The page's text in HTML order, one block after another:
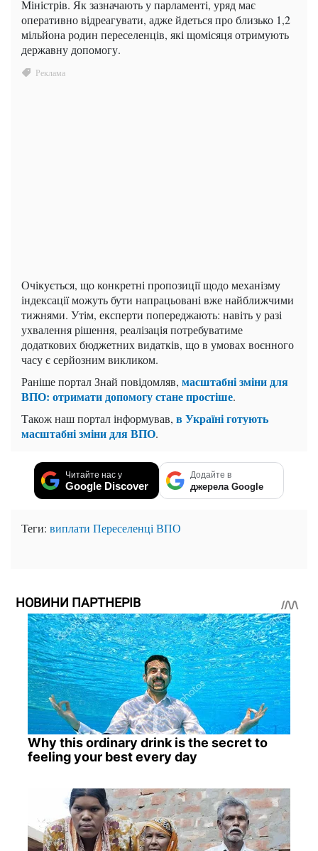
Міністрів. Як зазначають у парламенті, уряд має
оперативно відреагувати, адже йдеться про близько 1,2
мільйона родин переселенців, які щомісяця отримують
державну допомогу.
Очікується, що конкретні пропозиції щодо механізму
індексації можуть бути напрацьовані вже найближчими
тижнями. Утім, експерти попереджають: навіть у разі
ухвалення рішення, реалізація потребуватиме
додаткових бюджетних видатків, що в умовах воєнного
часу є серйозним викликом.
Раніше портал Знай повідомляв, масштабні зміни для
ВПО: отримати допомогу стане простіше.
Також наш портал інформував, в Україні готують
масштабні зміни для ВПО.
Читайте нас у
Google Discover
Додайте в
джерела Google
Теги: виплати Переселенці ВПО
НОВИНИ ПАРТНЕРІВ
Why this ordinary drink is the secret to
feeling your best every day